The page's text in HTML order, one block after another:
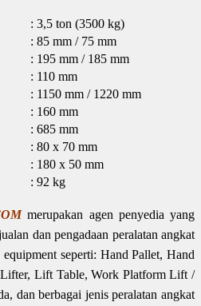
: 3,5 ton (3500 kg)
: 85 mm / 75 mm
: 195 mm / 185 mm
: 110 mm
: 1150 mm / 1220 mm
: 160 mm
: 685 mm
: 80 x 70 mm
: 180 x 50 mm
: 92 kg
merupakan agen penyedia yang
dan pengadaan peralatan angkat
seperti: Hand Pallet, Hand
Lift Table, Work Platform Lift /
dan berbagai jenis peralatan angkat